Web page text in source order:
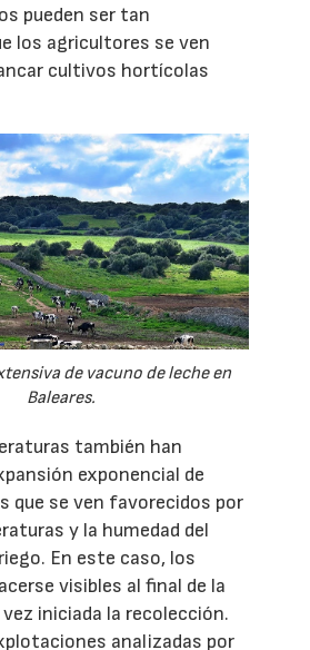
pueden ser tan
los agricultores se ven
cultivos hortícolas
de vacuno de leche en
Baleares.
también han
exponencial de
que se ven favorecidos por
y la humedad del
En este caso, los
visibles al final de la
iniciada la recolección.
analizadas por